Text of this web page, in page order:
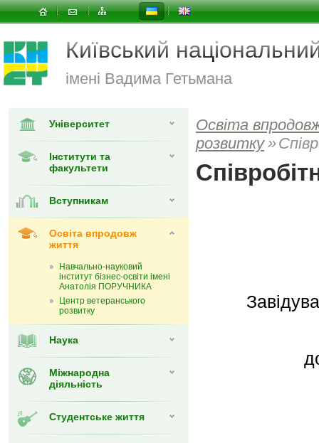
Київський
імені Вадима Гетьмана
Університет
Інститути та
факультети
Вступникам
Освіта впродовж
життя
Навчально-науковий
інститут бізнес-освіти імені
Анатолія ПОРУЧНИКА
Центр ветеранського
розвитку
Наука
Міжнародна
діяльність
Студентське життя
Освіта
розвитку »